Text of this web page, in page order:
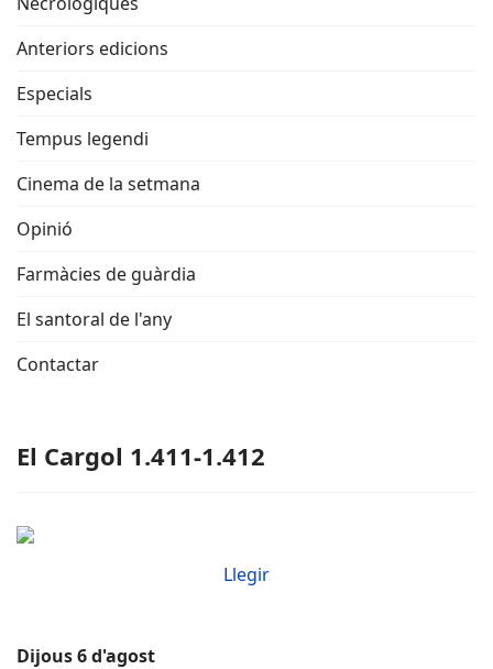
Anteriors edicions
Especials
Tempus legendi
Cinema de la setmana
Opinió
Farmàcies de guàrdia
El santoral de l'any
Contactar
El Cargol 1.411-1.412
Llegir
Dijous 6 d'agost